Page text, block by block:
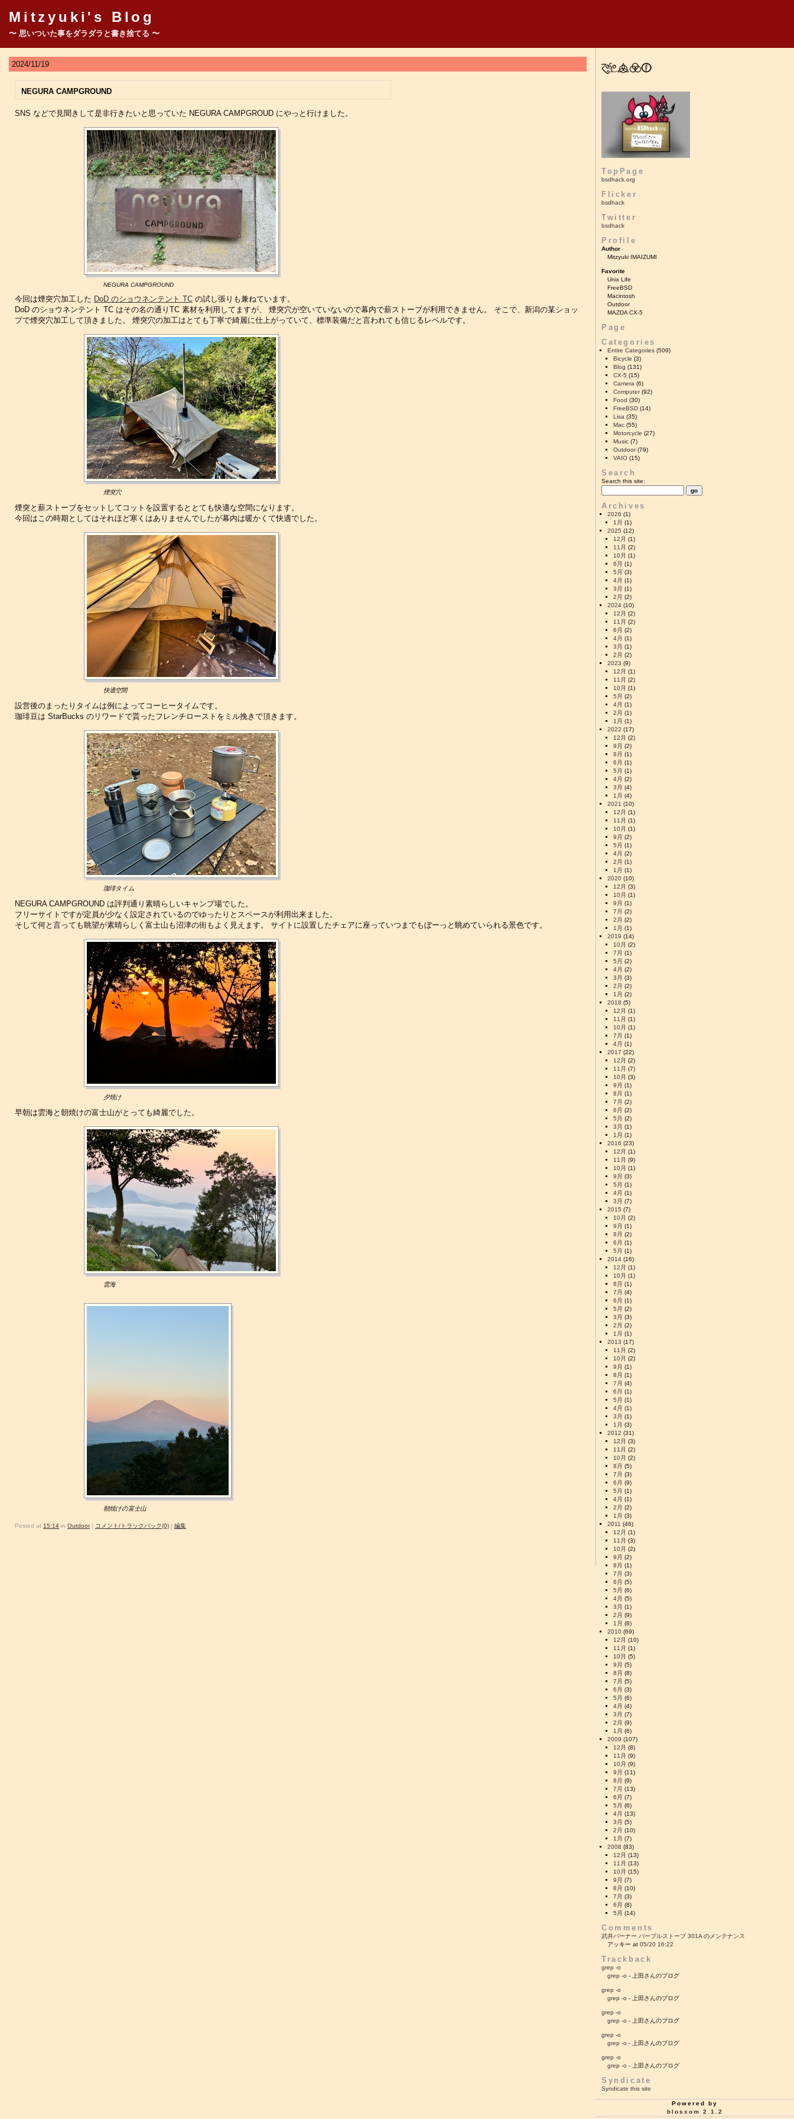
Mitzyuki's Blog
〜 思いついた事をダラダラと書き捨てる 〜
2024/11/19
NEGURA CAMPGROUND
SNS などで見聞きして是非行きたいと思っていた NEGURA CAMPGROUD にやっと行けました。
NEGURA CAMPGROUND
今回は煙突穴加工した DoD のショウネンテント TC の試し張りも兼ねています。
DoD のショウネンテント TC はその名の通りTC 素材を利用してますが、 煙突穴が空いていないので幕内で薪ストーブが利用できません。 そこで、新潟の某ショッ
プで煙突穴加工して頂きました。 煙突穴の加工はとても丁寧で綺麗に仕上がっていて、標準装備だと言われても信じるレベルです。
煙突穴
煙突と薪ストーブをセットしてコットを設置するととても快適な空間になります。
今回はこの時期としてはそれほど寒くはありませんでしたが幕内は暖かくて快適でした。
快適空間
設営後のまったりタイムは例によってコーヒータイムです。
珈琲豆は StarBucks のリワードで貰ったフレンチローストをミル挽きで頂きます。
珈琲タイム
NEGURA CAMPGROUND は評判通り素晴らしいキャンプ場でした。
フリーサイトですが定員が少なく設定されているのでゆったりとスペースが利用出来ました。
そして何と言っても眺望が素晴らしく富士山も沼津の街もよく見えます。 サイトに設置したチェアに座っていつまでもぼーっと眺めていられる景色です。
夕焼け
早朝は雲海と朝焼けの富士山がとっても綺麗でした。
雲海
朝焼けの富士山
Posted at 15:14 in Outdoor| コメント/トラックバック(0) | 編集
TopPage
bsdhack.org
Flicker
bsdhack
Twitter
bsdhack
Profile
Author
Mitzyuki IMAIZUMI
Favorite
Unix Life
FreeBSD
Macintosh
Outdoor
MAZDA CX-5
Page
Categories
Entire Categories (509)
Bicycle (3)
Blog (131)
CX-5 (15)
Camera (6)
Computer(92)
Food (30)
FreeBSD (14)
Lisa (35)
Mac (55)
Motorcycle (27)
Music (7)
Outdoor(79)
VAIO (15)
Search
Search this site:
Archives
2026 (1)
1月 (1)
2025 (12)
12月 (1)
11月 (2)
10月 (1)
6月 (1)
5月 (3)
4月 (1)
3月 (1)
2月 (2)
2024 (10)
12月 (2)
11月 (2)
6月 (2)
4月 (1)
3月 (1)
2月 (2)
2023 (9)
12月 (1)
11月 (2)
10月 (1)
5月 (2)
4月 (1)
2月 (1)
1月 (1)
2022 (17)
12月 (2)
9月 (2)
8月 (1)
6月 (1)
5月 (1)
4月 (2)
3月 (4)
1月 (4)
2021 (10)
12月 (1)
11月 (1)
10月 (1)
9月 (2)
5月 (1)
4月 (2)
2月 (1)
1月 (1)
2020 (10)
12月 (3)
10月 (1)
9月 (1)
7月 (2)
2月 (2)
1月 (1)
2019 (14)
10月 (2)
7月 (1)
5月 (2)
4月 (2)
3月 (3)
2月 (2)
1月 (2)
2018 (5)
12月 (1)
11月 (1)
10月 (1)
7月 (1)
4月 (1)
2017 (22)
12月 (2)
11月 (7)
10月 (3)
9月 (1)
8月 (1)
7月 (2)
6月 (2)
5月 (2)
3月 (1)
1月 (1)
2016 (23)
12月 (1)
11月 (9)
10月 (1)
9月 (3)
5月 (1)
4月 (1)
3月 (7)
2015 (7)
10月 (2)
9月 (1)
8月 (2)
6月 (1)
5月 (1)
2014 (16)
12月 (1)
10月 (1)
8月 (1)
7月 (4)
6月 (1)
5月 (2)
3月 (3)
2月 (2)
1月 (1)
2013 (17)
11月 (2)
10月 (2)
9月 (1)
8月 (1)
7月 (4)
6月 (1)
5月 (1)
4月 (1)
3月 (1)
1月 (3)
2012 (31)
12月 (3)
11月 (2)
10月 (2)
8月 (5)
7月 (3)
6月 (9)
5月 (1)
4月 (1)
2月 (2)
1月 (3)
2011 (46)
12月 (1)
11月 (3)
10月 (2)
9月 (2)
8月 (1)
7月 (3)
6月 (5)
5月 (6)
4月 (5)
3月 (1)
2月 (9)
1月 (8)
2010 (69)
12月 (10)
11月 (1)
10月 (5)
9月 (5)
8月 (8)
7月 (5)
6月 (3)
5月 (6)
4月 (4)
3月 (7)
2月 (9)
1月 (6)
2009 (107)
12月 (8)
11月 (9)
10月 (9)
9月 (11)
8月 (9)
7月 (13)
6月 (7)
5月 (6)
4月 (13)
3月 (5)
2月 (10)
1月 (7)
2008 (83)
12月 (13)
11月 (13)
10月 (15)
9月 (7)
8月 (10)
7月 (3)
6月 (8)
5月 (14)
Comments
武井バーナー パープルストーブ 301A のメンテナンス
アッキー at 05/20 16:22
Trackback
grep -o
grep -o - 上田さんのブログ
grep -o
grep -o - 上田さんのブログ
grep -o
grep -o - 上田さんのブログ
grep -o
grep -o - 上田さんのブログ
grep -o
grep -o - 上田さんのブログ
Syndicate
Syndicate this site
Powered by
blosxom 2.1.2